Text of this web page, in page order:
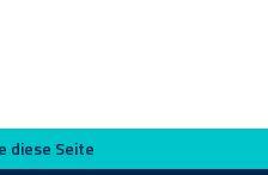
Seite
diese Seite